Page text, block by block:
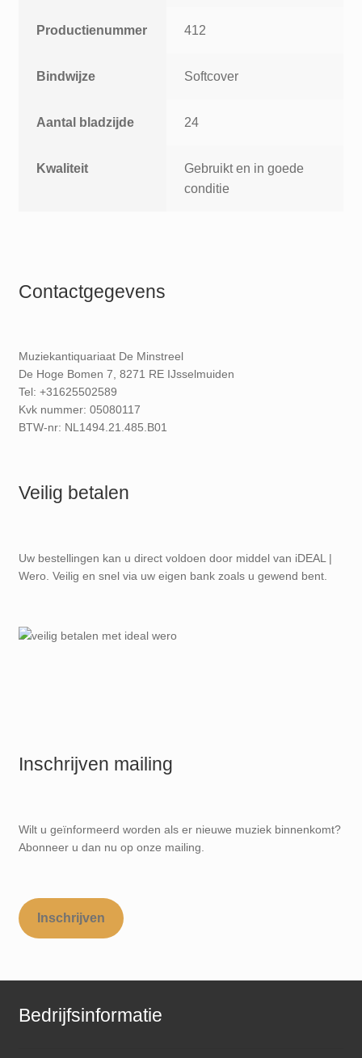
Productienummer 412
Bindwijze Softcover
Aantal bladzijde 24
Kwaliteit
Gebruikt en in goede
conditie
Contactgegevens
Muziekantiquariaat De Minstreel
De Hoge Bomen 7, 8271 RE IJsselmuiden
Tel: +31625502589
Kvk nummer: 05080117
BTW-nr: NL1494.21.485.B01
Veilig betalen
Uw bestellingen kan u direct voldoen door middel van iDEAL |
Wero. Veilig en snel via uw eigen bank zoals u gewend bent.
Inschrijven mailing
Wilt u geïnformeerd worden als er nieuwe muziek binnenkomt?
Abonneer u dan nu op onze mailing.
Inschrijven
Bedrijfsinformatie